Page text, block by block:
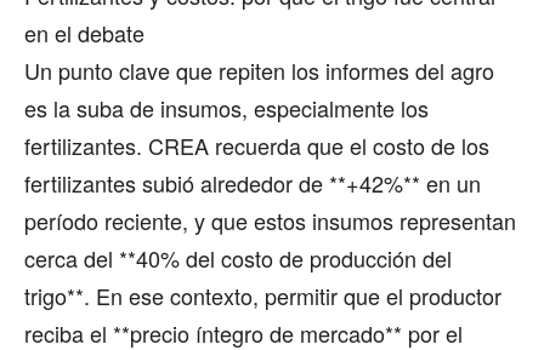
en el debate
Un punto clave que repiten los informes del agro
es la suba de insumos, especialmente los
fertilizantes. CREA recuerda que el costo de los
fertilizantes subió alrededor de **+42%** en un
período reciente, y que estos insumos representan
cerca del **40% del costo de producción del
trigo**. En ese contexto, permitir que el productor
reciba el **precio íntegro de mercado** por el